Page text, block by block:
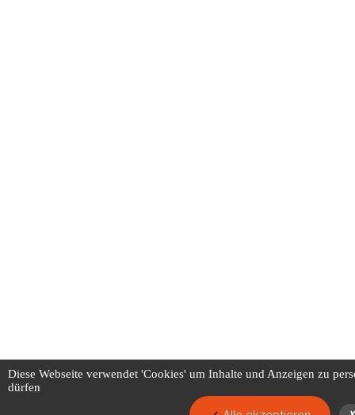
Diese Webseite verwendet 'Cookies' um Inhalte und Anzeigen zu
dürfen